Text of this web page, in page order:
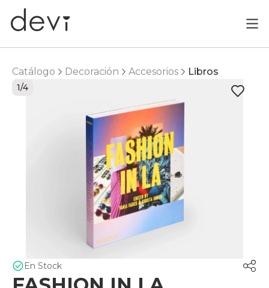
Catálogo Decoración Accesorios Libros
1/4
En Stock